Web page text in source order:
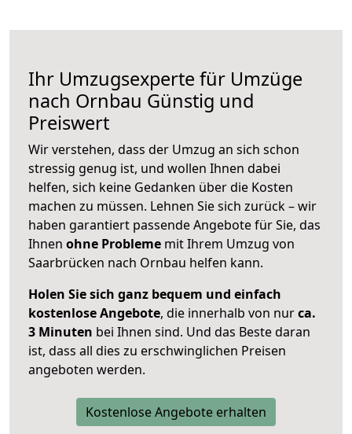
Ihr Umzugsexperte für Umzüge
nach Ornbau Günstig und
Preiswert
Wir verstehen, dass der Umzug an sich schon
stressig genug ist, und wollen Ihnen dabei
helfen, sich keine Gedanken über die Kosten
machen zu müssen. Lehnen Sie sich zurück – wir
haben garantiert passende Angebote für Sie, das
Ihnen ohne Probleme mit Ihrem Umzug von
Saarbrücken nach Ornbau helfen kann.
Holen Sie sich ganz bequem und einfach
kostenlose Angebote, die innerhalb von nurca.
3 Minuten bei Ihnen sind. Und das Beste daran
ist, dass all dies zu erschwinglichen Preisen
angeboten werden.
Kostenlose Angebote erhalten